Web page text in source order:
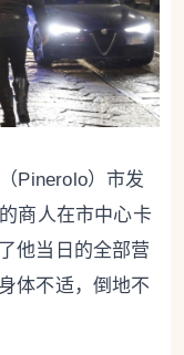
Pinerolo）市发
商人在市中心卡
他当日的全部营
体不适，倒地不